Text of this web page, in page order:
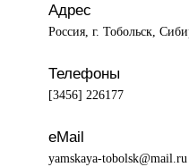
Адрес
Россия, г. Тобольск,
Телефоны
[3456] 226177
eMail
yamskaya-tobolsk@mail.ru